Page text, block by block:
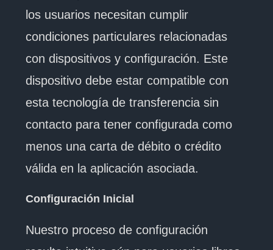
los usuarios necesitan cumplir
condiciones particulares relacionadas
con dispositivos y configuración. Este
dispositivo debe estar compatible con
esta tecnología de transferencia sin
contacto para tener configurada como
menos una carta de débito o crédito
válida en la aplicación asociada.
Configuración Inicial
Nuestro proceso de configuración